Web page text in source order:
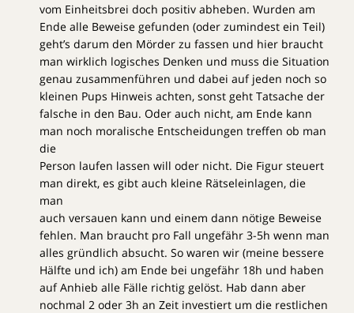
vom Einheitsbrei doch positiv abheben. Wurden am
Ende alle Beweise gefunden (oder zumindest ein Teil)
geht’s darum den Mörder zu fassen und hier braucht
man wirklich logisches Denken und muss die Situation
genau zusammenführen und dabei auf jeden noch so
kleinen Pups Hinweis achten, sonst geht Tatsache der
falsche in den Bau. Oder auch nicht, am Ende kann
man noch moralische Entscheidungen treffen ob man
die
Person laufen lassen will oder nicht. Die Figur steuert
man direkt, es gibt auch kleine Rätseleinlagen, die
man
auch versauen kann und einem dann nötige Beweise
fehlen. Man braucht pro Fall ungefähr 3-5h wenn man
alles gründlich absucht. So waren wir (meine bessere
Hälfte und ich) am Ende bei ungefähr 18h und haben
auf Anhieb alle Fälle richtig gelöst. Hab dann aber
nochmal 2 oder 3h an Zeit investiert um die restlichen